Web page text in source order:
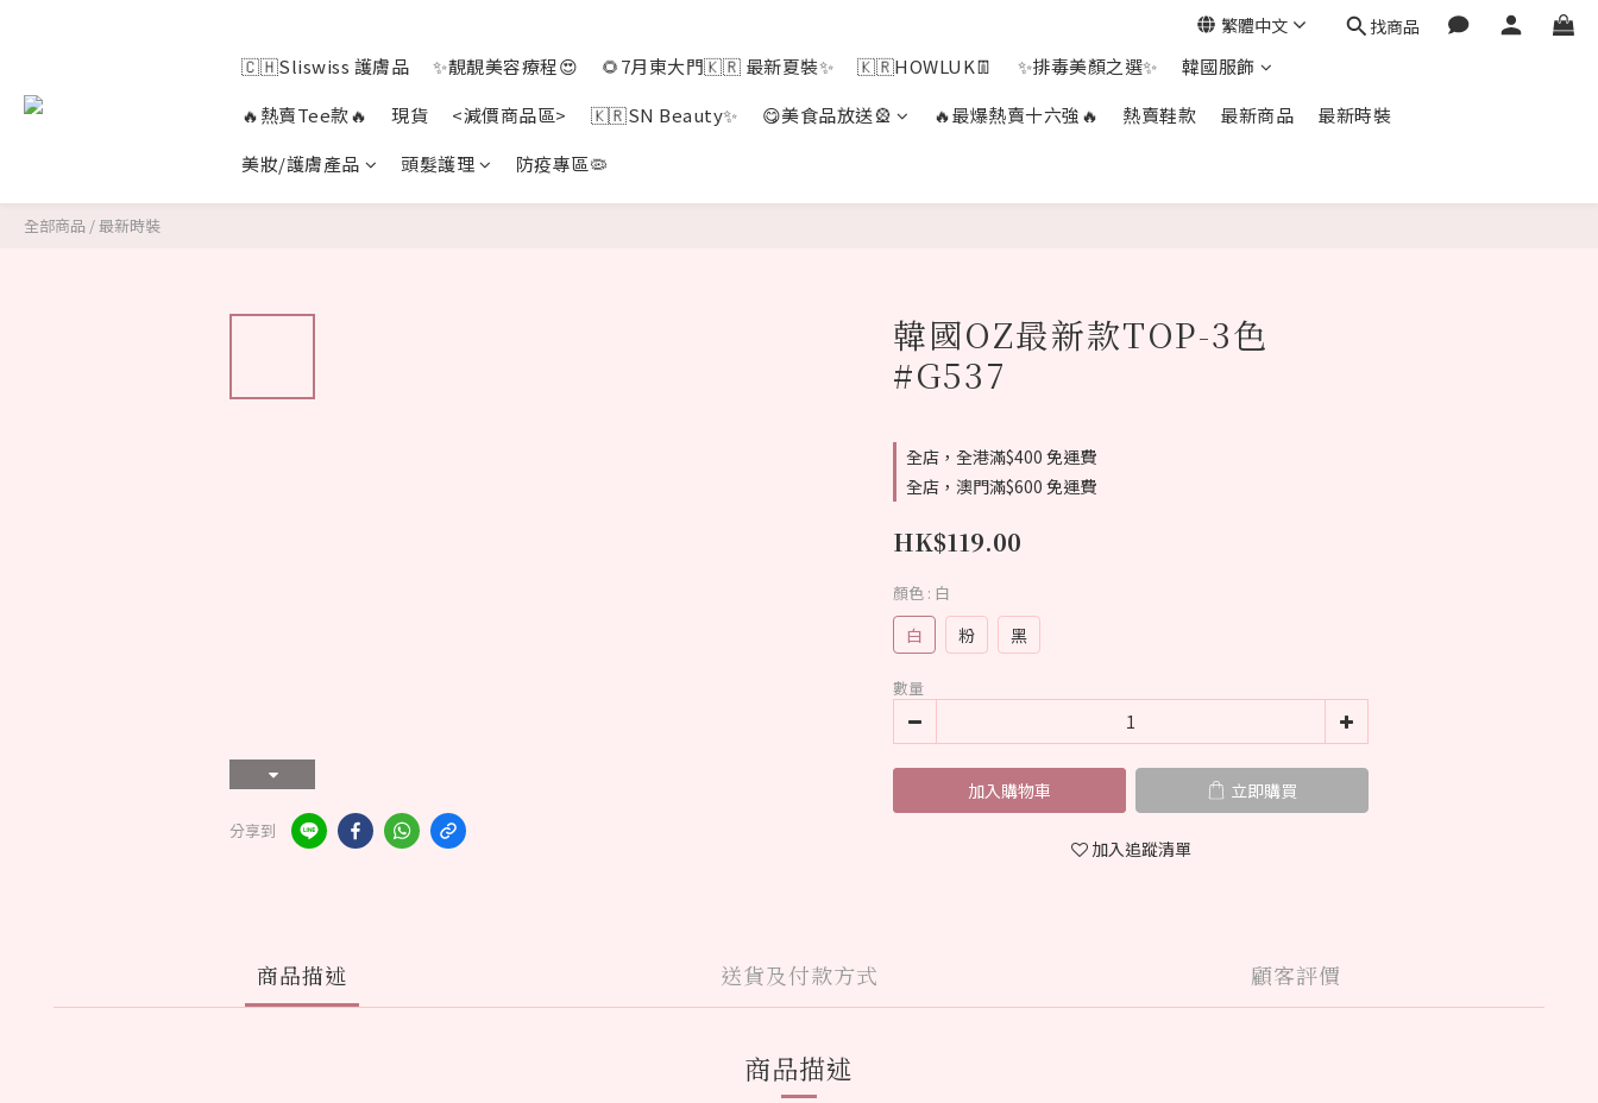
繁體中文 找商品
🇨🇭Sliswiss 護膚品 ✨靚靚美容療程😍 🌻7月東大門🇰🇷 最新夏裝✨ 🇰🇷HOWLUK👖 ✨排毒美顏之選✨
韓國服飾
🔥熱賣Tee款🔥
現貨 <減價商品區> 🇰🇷SN Beauty✨ 😋美食品放送🎡 🔥最爆熱賣十六強🔥 熱賣鞋款 最新商品
最新時裝
美妝/護膚產品
頭髮護理 防疫專區🦠
全部商品 /最新時裝
分享到
韓國OZ最新款TOP-3色
#G537
全店，全港滿$400 免運費
全店，澳門滿$600 免運費
HK$119.00
顏色 : 白
白 粉 黑
數量
加入購物車 立即購買
加入追蹤清單
商品描述 送貨及付款方式 顧客評價
商品描述